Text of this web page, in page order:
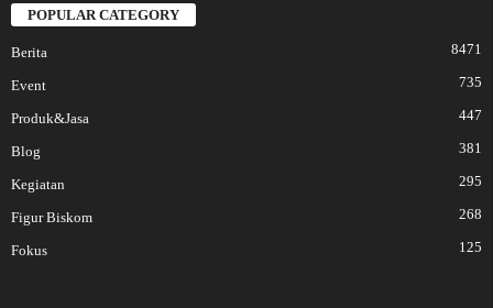
POPULAR CATEGORY
Berita 8471
Event 735
Produk&Jasa 447
Blog 381
Kegiatan 295
Figur Biskom 268
Fokus 125